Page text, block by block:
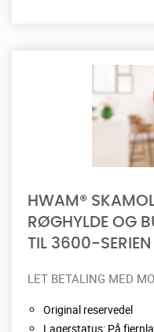
HWAM®
RØGHYLDE OG
TIL 3600-SERIEN
LET BETALING MED
Original reservedel
Lagerstatus: På